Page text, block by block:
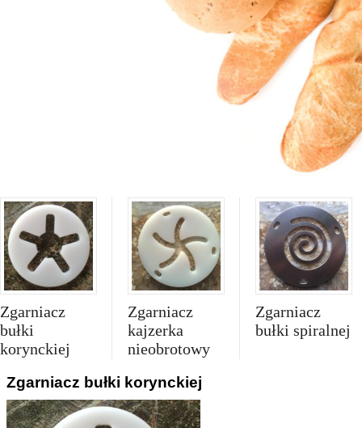
Zgarniacz
bułki
korynckiej
Zgarniacz
kajzerka
nieobrotowy
Zgarniacz
bułki spiralnej
Zgarniacz bułki korynckiej